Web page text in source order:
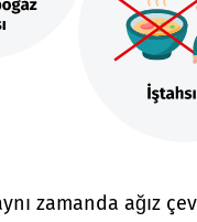
zamanda ağız